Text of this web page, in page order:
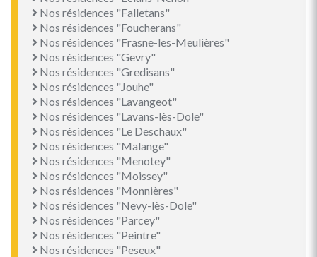
Nos résidences "Falletans"
Nos résidences "Foucherans"
Nos résidences "Frasne-les-Meulières"
Nos résidences "Gevry"
Nos résidences "Gredisans"
Nos résidences "Jouhe"
Nos résidences "Lavangeot"
Nos résidences "Lavans-lès-Dole"
Nos résidences "Le Deschaux"
Nos résidences "Malange"
Nos résidences "Menotey"
Nos résidences "Moissey"
Nos résidences "Monnières"
Nos résidences "Nevy-lès-Dole"
Nos résidences "Parcey"
Nos résidences "Peintre"
Nos résidences "Peseux"